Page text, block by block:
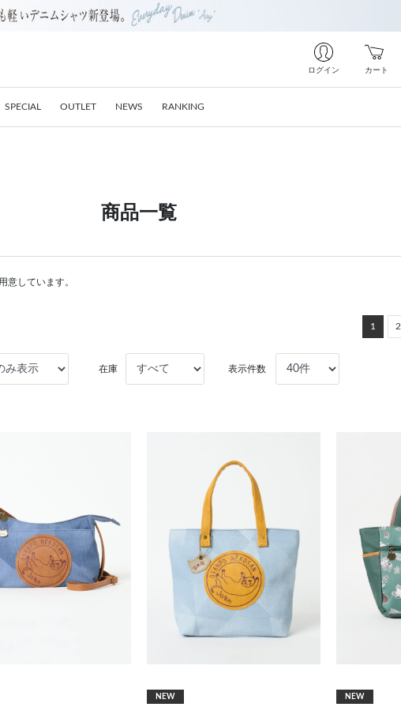
ログイン カート
SPECIAL OUTLET NEWS RANKING
商品一覧
意しています。
1 2
在庫 表示件数
NEW NEW